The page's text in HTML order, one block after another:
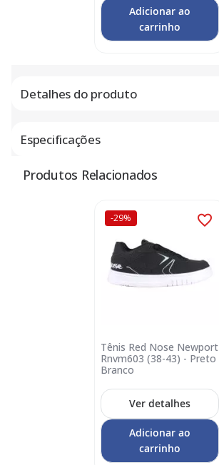
Adicionar ao
carrinho
Detalhes do produto
Especificações
Produtos Relacionados
-29%
Tênis Red Nose Newport
Rnvm603 (38-43) - Preto
Branco
Adicionar
no
carrinho
Ver detalhes
Adicionar ao
carrinho